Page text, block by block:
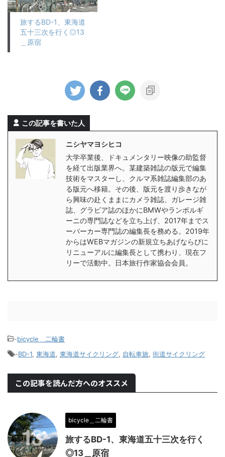
旅するBD-1、東海道
五十三次を行く◎13
＿原宿
この記事を書いた人
ニシヤマヨシヒコ
大学卒業後、ドキュメンタリー映像の助監督
を経て出版業界へ。某建築雑誌の版元で編集
技術をマスターし、クルマ系雑誌編集部のあ
る版元へ移籍。その後、版元を渡り歩きなが
ら興味の赴くままにカメラ雑誌、ガレージ雑
誌、グラビア誌のほかにBMWやランボルギ
ーニの専門誌などを立ち上げ、2017年までス
ーパーカー専門誌の編集長を務める。2019年
からはWEBマガジンの新規立ちあげならびに
リニューアルに編集長として携わり、現在フ
リーで活動中。日本旅行作家協会会員。
-bicycle＿二輪書
-BD-1, 東海道, 東海道サイクリング, 自転車旅, 街道サイクリング
この記事を読んだ方へのオススメ
bicycle＿二輪書
旅するBD-1、東海道五十三次を行く
◎13＿原宿